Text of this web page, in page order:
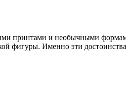
принтами и необычными
фигуры. Именно эти